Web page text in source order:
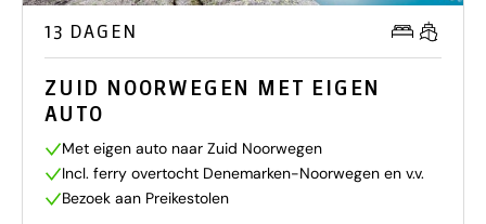
13 DAGEN
ZUID NOORWEGEN MET EIGEN
AUTO
Met eigen auto naar Zuid Noorwegen
Incl. ferry overtocht Denemarken-Noorwegen en v.v.
Bezoek aan Preikestolen